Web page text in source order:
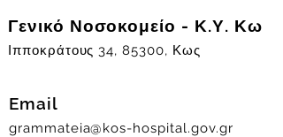
Γενικό Νοσοκομείο - Κ.Υ. Κω
Ιπποκράτους 34, 85300, Κως
Email
grammateia@kos-hospital.gov.gr